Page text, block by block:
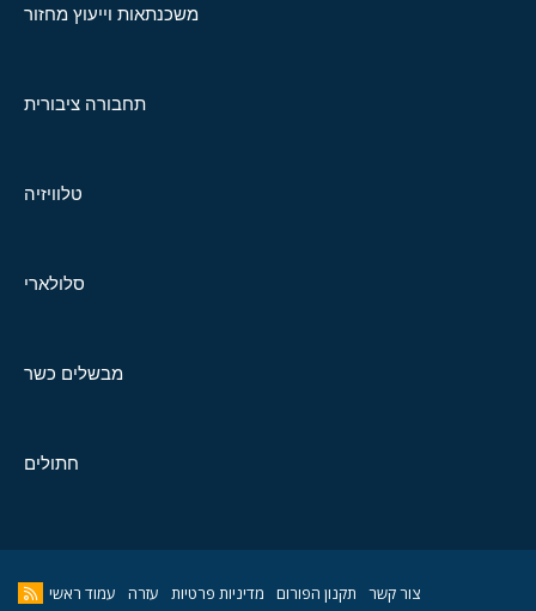
משכנתאות וייעוץ מחזור
תחבורה ציבורית
טלוויזיה
סלולארי
מבשלים כשר
חתולים
צור קשר תקנון הפורום מדיניות פרטיות עזרה עמוד ראשי